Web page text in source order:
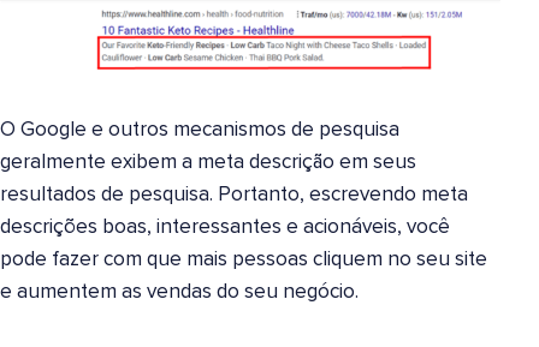
O Google e outros mecanismos de pesquisa
geralmente exibem a meta descrição em seus
resultados de pesquisa. Portanto, escrevendo meta
descrições boas, interessantes e acionáveis, você
pode fazer com que mais pessoas cliquem no seu site
e aumentem as vendas do seu negócio.